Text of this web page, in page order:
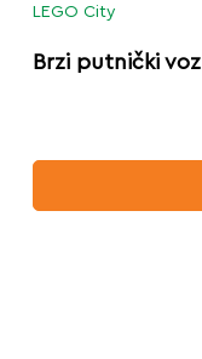
LEGO City
Brzi putnički voz